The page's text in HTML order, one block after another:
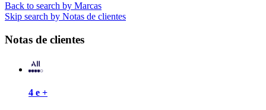
Back to search by Marcas
Skip search by Notas de clientes
Notas de clientes
4 e +